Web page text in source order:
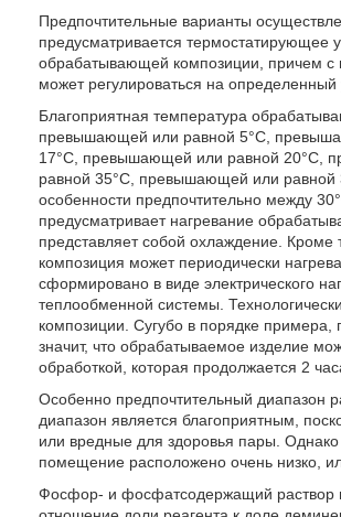
Предпочтительные варианты
предусматривается термостатирующее
обрабатывающей композиции, причем с
может регулироваться на определенный
Благоприятная температура
превышающей или равной 5°С,
17°С, превышающей или равной 20°С,
равной 35°С, превышающей или
особенности предпочтительно между
предусматривает нагревание
представляет собой охлаждение.
композиция может периодически
сформировано в виде электрического
теплообменной системы.
композиции. Сугубо в порядке
значит, что обрабатываемое изделие
обработкой, которая продолжается 2
Особенно предпочтительный диапазон
диапазон является благоприятным,
или вредные для здоровья пары.
помещение расположено очень низко,
Фосфор- и фосфатсодержащий раствор